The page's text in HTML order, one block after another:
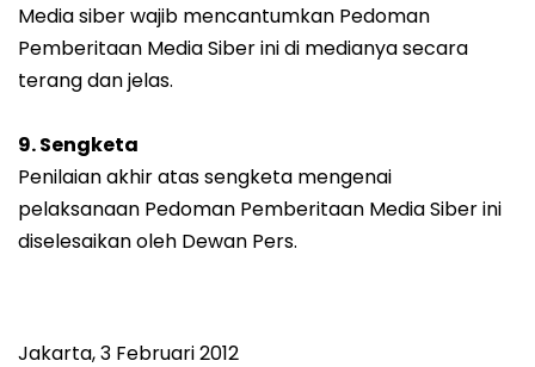
Media siber wajib mencantumkan Pedoman
Pemberitaan Media Siber ini di medianya secara
terang dan jelas.
9. Sengketa
Penilaian akhir atas sengketa mengenai
pelaksanaan Pedoman Pemberitaan Media Siber ini
diselesaikan oleh Dewan Pers.
Jakarta, 3 Februari 2012